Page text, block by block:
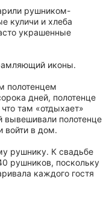
рушником-
куличи и хлеба
украшенные
иконы.
полотенцем
дней, полотенце
там «отдыхает»
полотенце
войти в дом.
рушнику. К свадьбе
рушников, поскольку
каждого гостя